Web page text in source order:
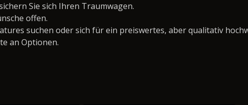
Sie sich Ihren Traumwagen.
offen.
suchen oder sich für ein preiswertes, aber qualitativ
an Optionen.